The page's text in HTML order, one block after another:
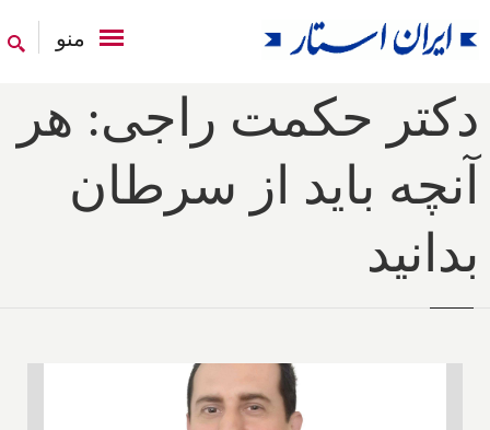
منو
دکتر حکمت راجی: هر
آنچه باید از سرطان
بدانید